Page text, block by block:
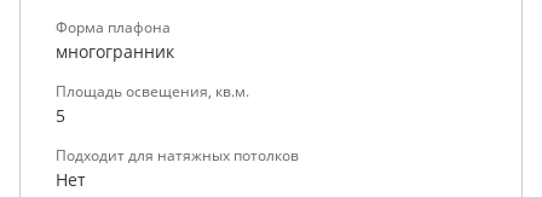
Форма плафона
многогранник
Площадь освещения, кв.м.
5
Подходит для натяжных потолков
Нет